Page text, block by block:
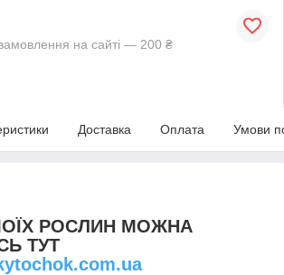
на сайті — 200 ₴
Доставка Оплата Умови
РОСЛИН МОЖНА
ТУТ